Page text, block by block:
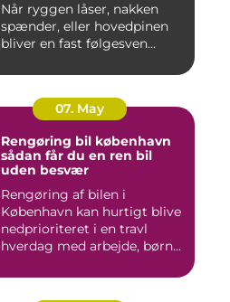
Når ryggen låser, nakken
spænder, eller hovedpinen
bliver en fast følgesven...
07. May
Rengøring bil københavn
sådan får du en ren bil
uden besvær
Rengøring af bilen i
København kan hurtigt blive
nedprioriteret i en travl
hverdag med arbejde, børn...